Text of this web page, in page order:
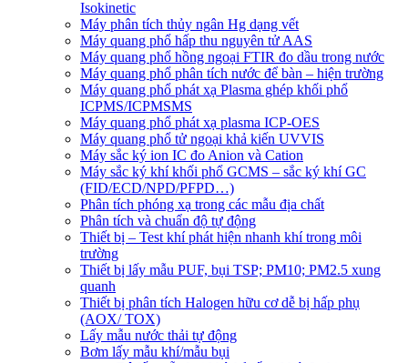
Isokinetic
Máy phân tích thủy ngân Hg dạng vết
Máy quang phổ hấp thu nguyên tử AAS
Máy quang phổ hồng ngoại FTIR đo dầu trong nước
Máy quang phổ phân tích nước để bàn – hiện trường
Máy quang phổ phát xạ Plasma ghép khối phổ
ICPMS/ICPMSMS
Máy quang phổ phát xạ plasma ICP-OES
Máy quang phổ tử ngoại khả kiến UVVIS
Máy sắc ký ion IC đo Anion và Cation
Máy sắc ký khí khối phổ GCMS – sắc ký khí GC
(FID/ECD/NPD/PFPD…)
Phân tích phóng xạ trong các mẫu địa chất
Phân tích và chuẩn độ tự động
Thiết bị – Test khí phát hiện nhanh khí trong môi
trường
Thiết bị lấy mẫu PUF, bụi TSP; PM10; PM2.5 xung
quanh
Thiết bị phân tích Halogen hữu cơ dễ bị hấp phụ
(AOX/ TOX)
Lấy mẫu nước thải tự động
Bơm lấy mẫu khí/mẫu bụi